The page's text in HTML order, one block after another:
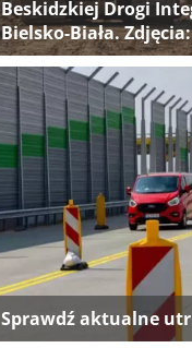
Beskidzkiej Drogi
Bielsko-Biała.
Sprawdź aktualne